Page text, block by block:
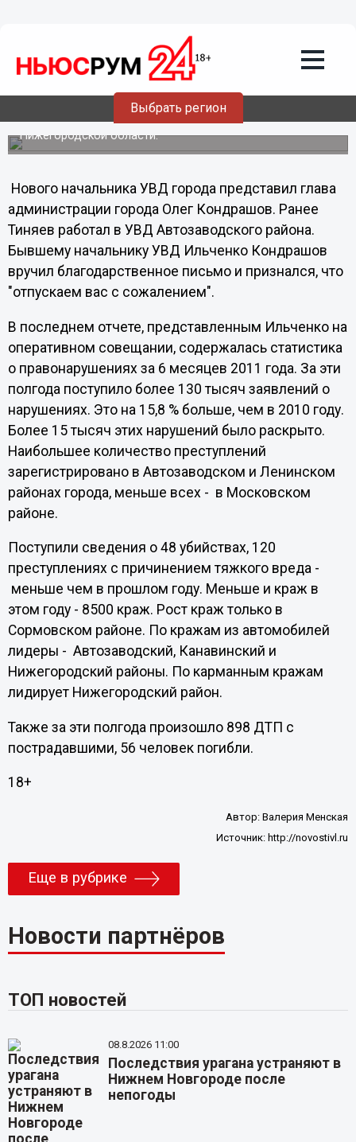
Выбрать регион
Александр Тиняев назначен
начальником УВД Нижнего Новгорода
Его предшественник, Александр Ильченко, последний
раз выступал с отчетом на оперативном совещании
сегодня. Ильченко получил повышение - теперь он
заместитель начальника полиции ГУ МВД РФ по
Нижегородской области.
Нового начальника УВД города представил глава
администрации города Олег Кондрашов. Ранее
Тиняев работал в УВД Автозаводского района.
Бывшему начальнику УВД Ильченко Кондрашов
вручил благодарственное письмо и признался, что
"отпускаем вас с сожалением".
В последнем отчете, представленным Ильченко на
оперативном совещании, содержалась статистика
о правонарушениях за 6 месяцев 2011 года. За эти
полгода поступило более 130 тысяч заявлений о
нарушениях. Это на 15,8 % больше, чем в 2010 году.
Более 15 тысяч этих нарушений было раскрыто.
Наибольшее количество преступлений
зарегистрировано в Автозаводском и Ленинском
районах города, меньше всех - в Московском
районе.
Поступили сведения о 48 убийствах, 120
преступлениях с причинением тяжкого вреда -
меньше чем в прошлом году. Меньше и краж в
этом году - 8500 краж. Рост краж только в
Сормовском районе. По кражам из автомобилей
лидеры - Автозаводский, Канавинский и
Нижегородский районы. По карманным кражам
лидирует Нижегородский район.
Также за эти полгода произошло 898 ДТП с
пострадавшими, 56 человек погибли.
18+
Автор:Валерия Менская
Источник: http://novostivl.ru
Еще в рубрике
Новости партнёров
ТОП новостей
08.8.2026 11:00
Последствия урагана устраняют в
Нижнем Новгороде после
непогоды